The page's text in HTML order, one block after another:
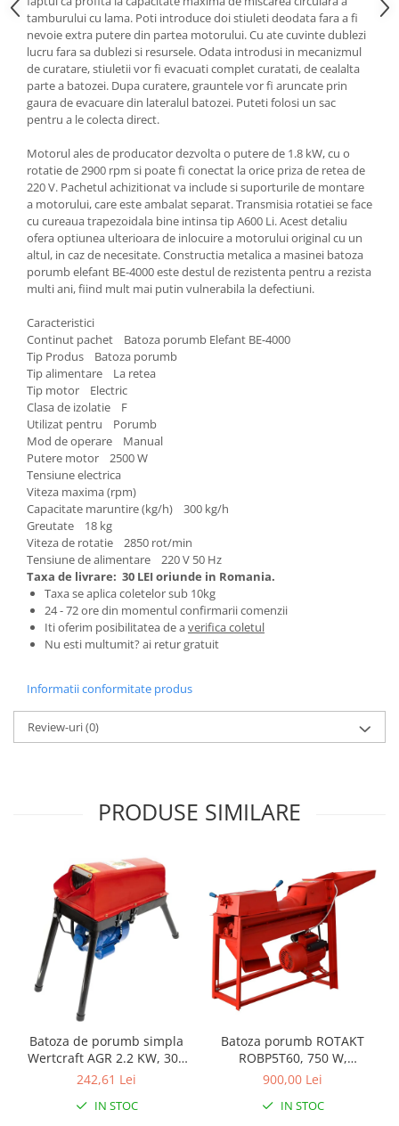
Zdrobitoare si teascuri
Teascuri
Zdrobitoare electrice
Zdrobitoare electrice & manuale
Zdrobitoare manuale
Articole antidaunatori gradina
Sere si solarii
Suflante si aspiratoare exterior
Unelte altoit
Unelte manuale de gradina -
Folie si plase pt plante
Masini de maturat manuale
Masini batut stalpi
Pentru Casa si Camping
Aragaze, plite, piese butelii de
voiaj
Accesorii aragaze & butelii
Butelii
Gratare
Pirostrii si accesorii pentru gatit
Plite & aragaze
Iluminat & electrice
Prelungitoare & cabluri electrice
Becuri
Conectori/doze
Corpuri de iluminat
Lampi solare
Proiectoare & lampi de lucru
Cantare comerciale
Cantare Corporale
Aparate de spalat cu presiune si
accesorii
Accesorii aparatele de spalat cu
presiune
Aparate de spalat cu presiune
Instalatii sanitare
Articole si accesorii pentru baie
Baterii baie
Baterii bucatarie
tamburului cu lama. Poti introduce doi stiuleti deodata fara a fi
nevoie extra putere din partea motorului. Cu ate cuvinte dublezi
lucru fara sa dublezi si resursele. Odata introdusi in mecanizmul
de curatare, stiuletii vor fi evacuati complet curatati, de cealalta
parte a batozei. Dupa curatere, grauntele vor fi aruncate prin
gaura de evacuare din lateralul batozei. Puteti folosi un sac
pentru a le colecta direct.
Motorul ales de producator dezvolta o putere de 1.8 kW, cu o
rotatie de 2900 rpm si poate fi conectat la orice priza de retea de
220 V. Pachetul achizitionat va include si suporturile de montare
a motorului, care este ambalat separat. Transmisia rotatiei se face
cu cureaua trapezoidala bine intinsa tip A600 Li. Acest detaliu
ofera optiunea ulterioara de inlocuire a motorului original cu un
altul, in caz de necesitate. Constructia metalica a masinei batoza
porumb elefant BE-4000 este destul de rezistenta pentru a rezista
multi ani, fiind mult mai putin vulnerabila la defectiuni.
Caracteristici
Continut pachet Batoza porumb Elefant BE-4000
Tip Produs Batoza porumb
Tip alimentare La retea
Tip motor Electric
Clasa de izolatie F
Utilizat pentru Porumb
Mod de operare Manual
Putere motor 2500 W
Tensiune electrica
Viteza maxima (rpm)
Capacitate maruntire (kg/h) 300 kg/h
Greutate 18 kg
Viteza de rotatie 2850 rot/min
Tensiune de alimentare 220 V 50 Hz
Taxa de livrare: 30 LEI oriunde in Romania.
Taxa se aplica coletelor sub 10kg
24 - 72 ore din momentul confirmarii comenzii
Iti oferim posibilitatea de averifica coletul
Nu esti multumit? ai retur gratuit
Informatii conformitate produs
Review-uri(0)
PRODUSE SIMILARE
Batoza de porumb simpla
Wertcraft AGR 2.2 KW, 300
kg/h
242,61 Lei
IN STOC
Batoza porumb ROTAKT
ROBP5T60, 750 W,
Productivitate de 1000
900,00 Lei
IN STOC